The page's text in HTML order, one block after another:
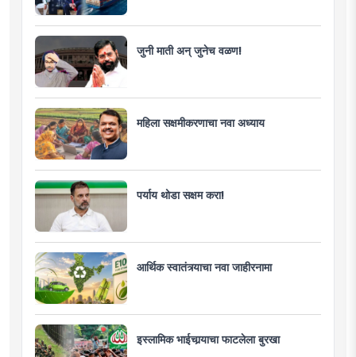
जुनी माती अन् जुनेच वळण!
महिला सक्षमीकरणाचा नवा अध्याय
पर्याय थोडा सक्षम करा!
आर्थिक स्वातंत्र्याचा नवा जाहीरनामा
इस्लामिक भाईचार्‍याचा फाटलेला बुरखा